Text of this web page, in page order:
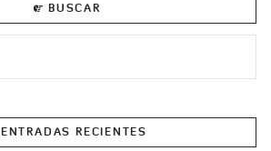
BUSCAR
ENTRADAS RECIENTES